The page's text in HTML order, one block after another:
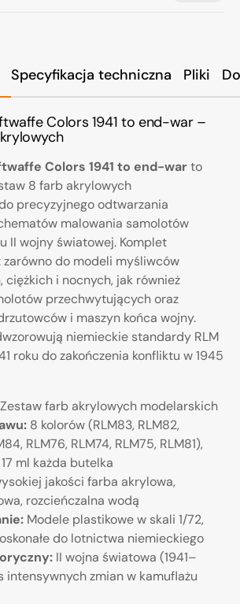
Specyfikacja techniczna Pliki
Colors 1941 to end-war –
Colors 1941 to end-warto
8 farb akrylowych
precyzyjnego odtwarzania
malowania samolotów
II wojny światowej. Komplet
do modeli myśliwców
ciężkich i nocnych, jak również
przechwytujących oraz
i maszyn końca wojny.
niemieckie standardy RLM
roku do zakończenia konfliktu w 1945
Zestaw farb akrylowych modelarskich
8 kolorów (RLM83, RLM82,
RLM76, RLM74, RLM75, RLM81),
ml każda butelka
jakości farba akrylowa,
rozcieńczalna wodą
Modele plastikowe w skali 1/72,
do lotnictwa niemieckiego
II wojna światowa (1941–
intensywnych zmian w kamuflażu